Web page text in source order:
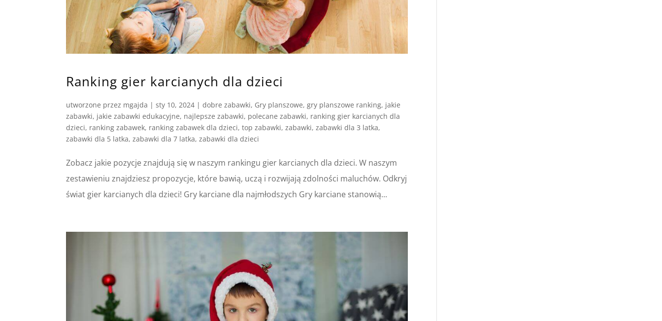
Ranking gier karcianych dla dzieci
utworzone przez mgajda |sty 10, 2024 |dobre zabawki, Gry planszowe,gry planszowe ranking, jakie
zabawki, jakie zabawki edukacyjne, najlepsze zabawki, polecane zabawki, ranking gier karcianych dla
dzieci, ranking zabawek, ranking zabawek dla dzieci,top zabawki,zabawki,zabawki dla 3 latka,
zabawki dla 5 latka,zabawki dla 7 latka,zabawki dla dzieci
Zobacz jakie pozycje znajdują się w naszym rankingu gier karcianych dla dzieci. W naszym
zestawieniu znajdziesz propozycje, które bawią, uczą i rozwijają zdolności maluchów. Odkryj
świat gier karcianych dla dzieci! Gry karciane dla najmłodszych Gry karciane stanowią...